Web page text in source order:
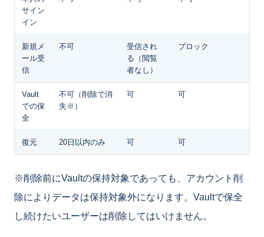
サイン
イン
新規メ
ール受
信
不可
受信され
る（閲覧
者なし）
ブロック
Vault
での保
全
不可（削除で消
失※）
可 可
復元 20日以内のみ 可 可
※削除前にVaultの保持対象であっても、アカウント削
除によりデータは保持対象外になります。Vaultで保全
し続けたいユーザーは削除してはいけません。